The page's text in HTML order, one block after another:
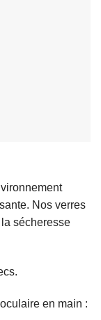
Nos verres
sécheresse
en main :